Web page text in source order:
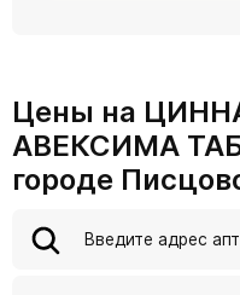
Цены на
АВЕКСИМА
городе